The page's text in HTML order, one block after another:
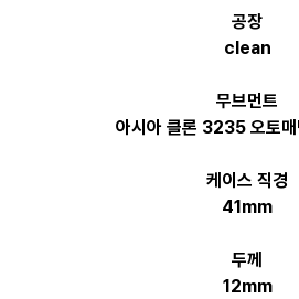
공장
clean
무브먼트
아시아 클론 3235 오토매
케이스 직경
41mm
두께
12mm